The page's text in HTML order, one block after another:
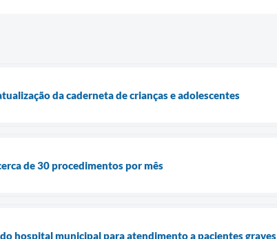
da caderneta de crianças e adolescentes
de 30 procedimentos por mês
hospital municipal para atendimento a pacientes graves